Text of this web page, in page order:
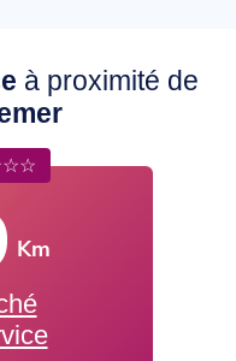
à proximité de
Km